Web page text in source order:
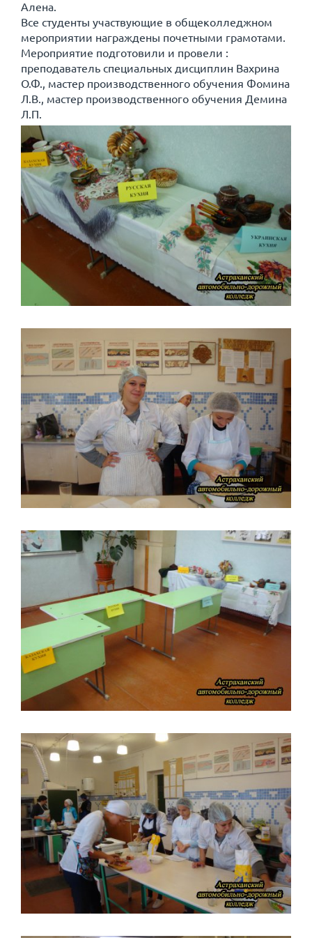
Алена.
Все студенты участвующие в общеколледжном
мероприятии награждены почетными грамотами.
Мероприятие подготовили и провели :
преподаватель специальных дисциплин Вахрина
О.Ф., мастер производственного обучения Фомина
Л.В., мастер производственного обучения Демина
Л.П.